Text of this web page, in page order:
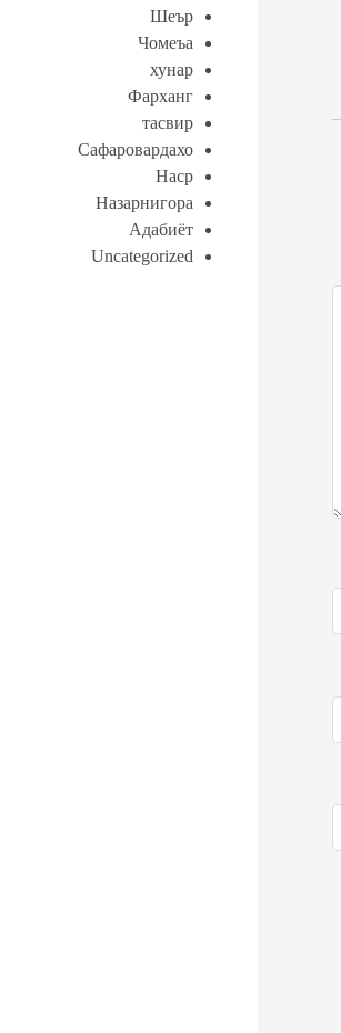
Шеър
Чомеъа
хунар
Фарханг
тасвир
Сафаровардахо
Наср
Назарнигора
Адабиёт
Uncategorized